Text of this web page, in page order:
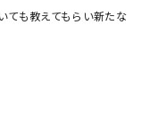
ても教えてもらい新たな